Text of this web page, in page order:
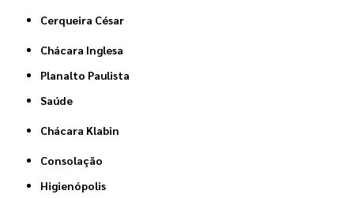
Cerqueira César
Chácara Inglesa
Planalto Paulista
Saúde
Chácara Klabin
Consolação
Higienópolis